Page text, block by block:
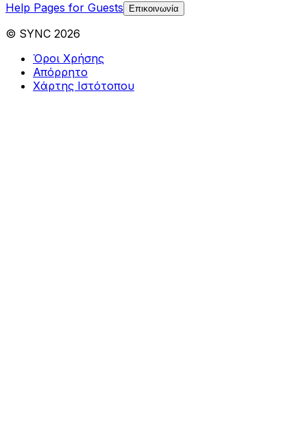
Help Pages for Guests
Επικοινωνία
© SYNC 2026
Όροι Χρήσης
Απόρρητο
Χάρτης Ιστότοπου